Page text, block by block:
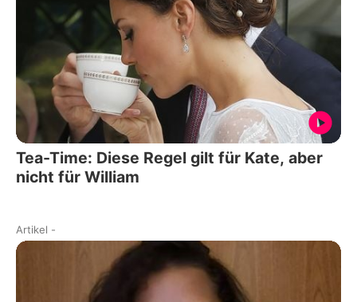
Tea-Time: Diese Regel gilt für Kate, aber
nicht für William
Artikel -